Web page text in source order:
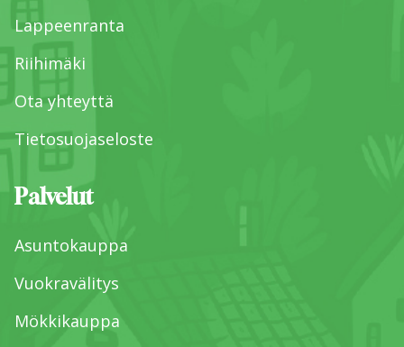
Lappeenranta
Riihimäki
Ota yhteyttä
Tietosuojaseloste
Palvelut
Asuntokauppa
Vuokravälitys
Mökkikauppa